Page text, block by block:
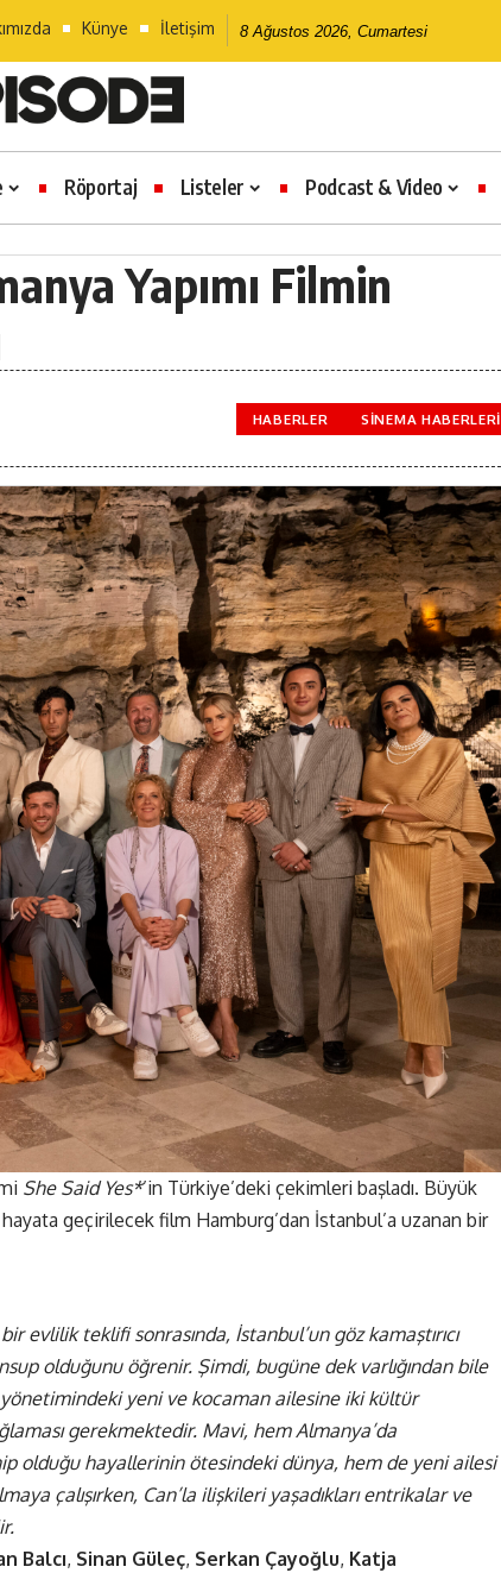
Künye İletişim 8 Ağustos 2026, Cumartesi
Röportaj Listeler Podcast & Video
Yapımı Filmin
HABERLER SINEMA HABERLERI
She Said Yes*’in Türkiye’deki çekimleri başladı. Büyük
geçirilecek film Hamburg’dan İstanbul’a uzanan bir
evlilik teklifi sonrasında, İstanbul’un göz kamaştırıcı
olduğunu öğrenir. Şimdi, bugüne dek varlığından bile
yeni ve kocaman ailesine iki kültür
gerekmektedir. Mavi, hem Almanya’da
olduğu hayallerinin ötesindeki dünya, hem de yeni ailesi
çalışırken, Can’la ilişkileri yaşadıkları entrikalar ve
Balcı, Sinan Güleç, Serkan Çayoğlu, Katja